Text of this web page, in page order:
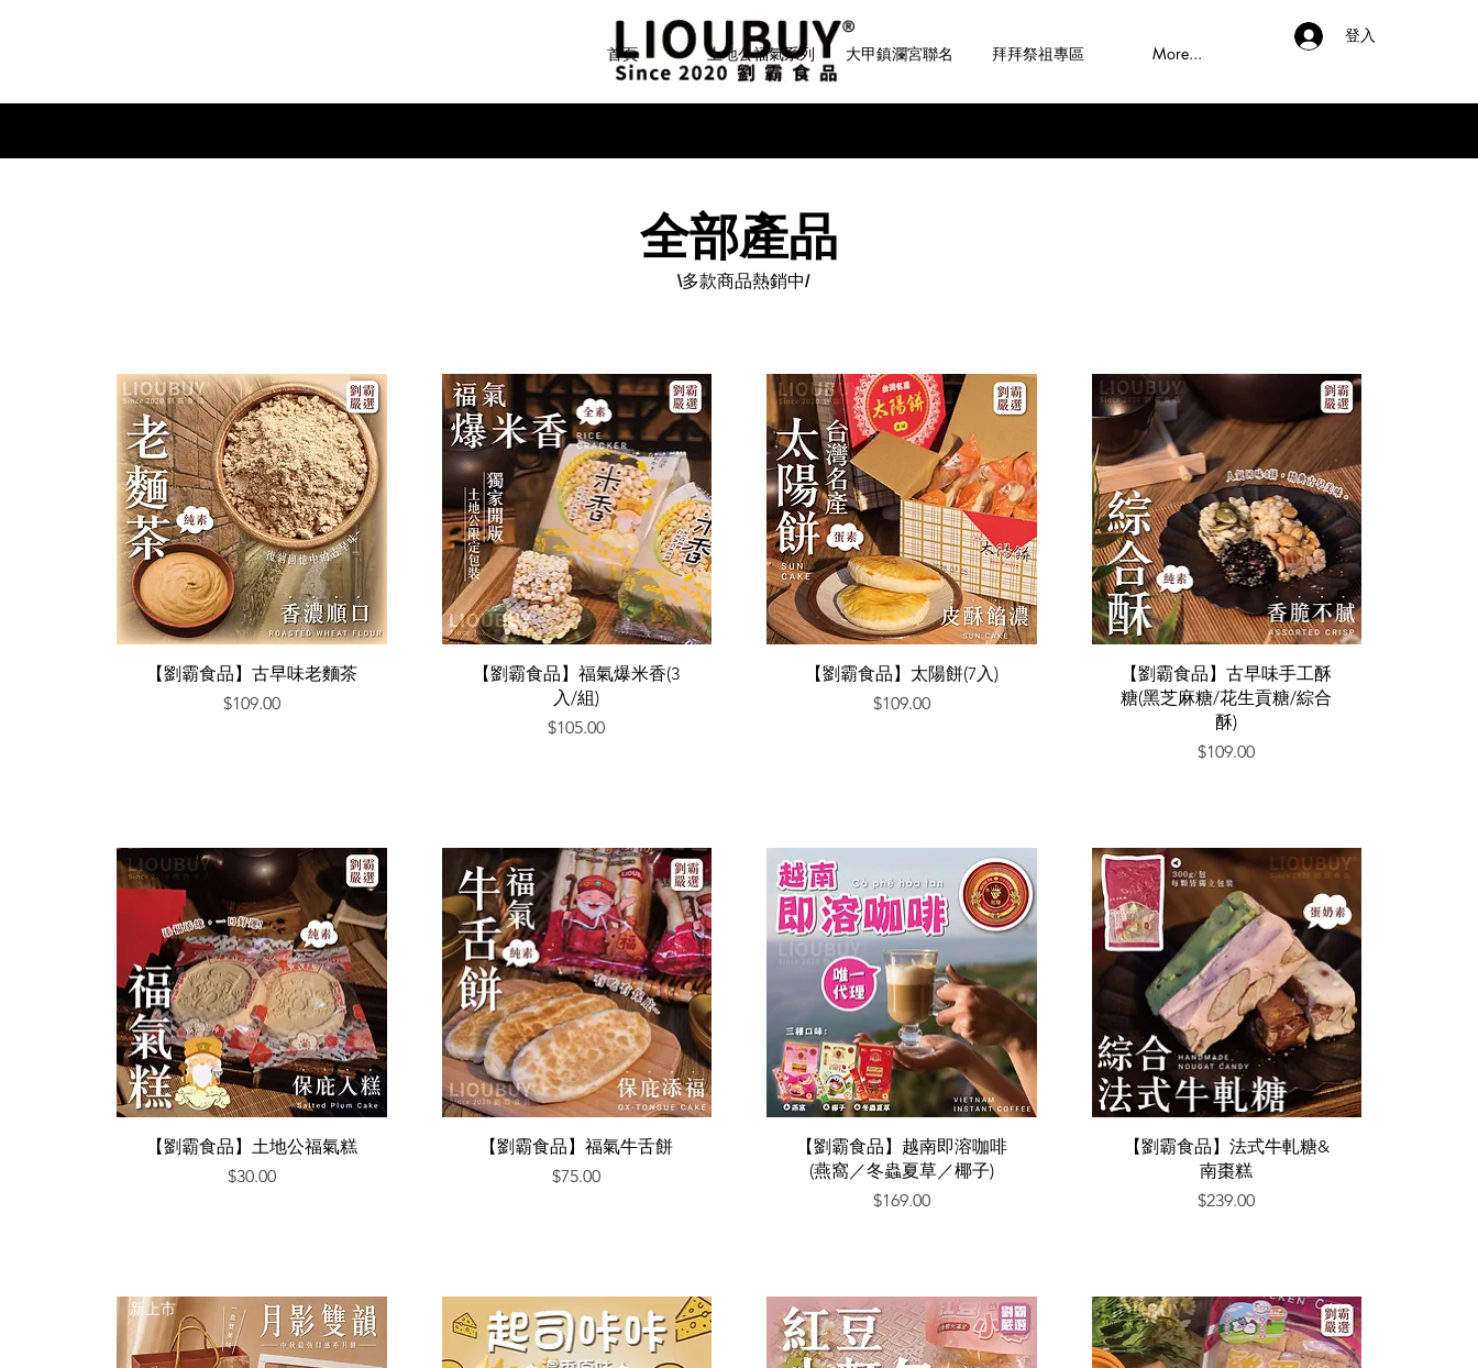
首頁 土地公福氣系列 大甲鎮瀾宮聯名 拜拜祭祖專區 More...
登入
全部產品
\多款商品熱銷中/
快速瀏覽
【劉霸食品】古早味老麵茶
價格
$109.00
快速瀏覽
【劉霸食品】福氣爆米香(3
入/組)
價格
$105.00
快速瀏覽
【劉霸食品】太陽餅(7入)
價格
$109.00
快速瀏覽
【劉霸食品】古早味手工酥
糖(黑芝麻糖/花生貢糖/綜合
酥)
價格
$109.00
快速瀏覽
【劉霸食品】土地公福氣糕
價格
$30.00
快速瀏覽
【劉霸食品】福氣牛舌餅
價格
$75.00
快速瀏覽
【劉霸食品】越南即溶咖啡
(燕窩／冬蟲夏草／椰子)
價格
$169.00
快速瀏覽
【劉霸食品】法式牛軋糖&
南棗糕
價格
$239.00
新上市